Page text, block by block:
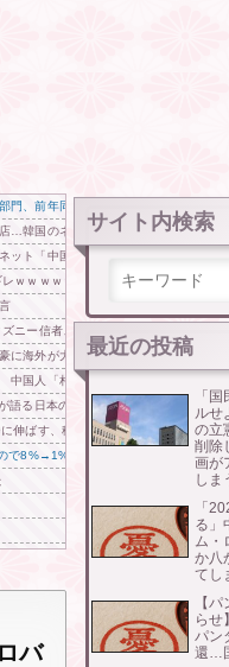
門、前年同期比で売上がマイナス16％
…韓国のネットで物議
ット「中国より100倍いい」
ｗｗｗｗｗ
ニー信者、帰国後『本家』に失望する事
に海外が大騒ぎ
国人「相手が応じてくれることが羨ま
る日本の強さに感動の声
伸ばす、移籍後の自己最長更新でホワ
で8%→1%だと手取りが7%減るんです
バ
サイト内検索
最近の投稿
「
ルせ
の立
削除
画が
し
「
る」
ム・
か八
てし
【
らせ
パン
還…